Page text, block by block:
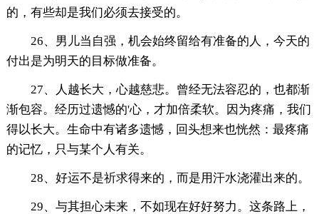
的，有些却是我们必须去接受的。
26、男儿当自强，机会始终留给有准备的人，今天的
付出是为明天的目标做准备。
27、人越长大，心越慈悲。曾经无法容忍的，也都渐
渐包容。经历过遗憾的'心，才加倍柔软。因为疼痛，我们
得以长大。生命中有诸多遗憾，回头想来也恍然：最疼痛
的记忆，只与某个人有关。
28、好运不是祈求得来的，而是用汗水浇灌出来的。
29、与其担心未来，不如现在好好努力。这条路上，